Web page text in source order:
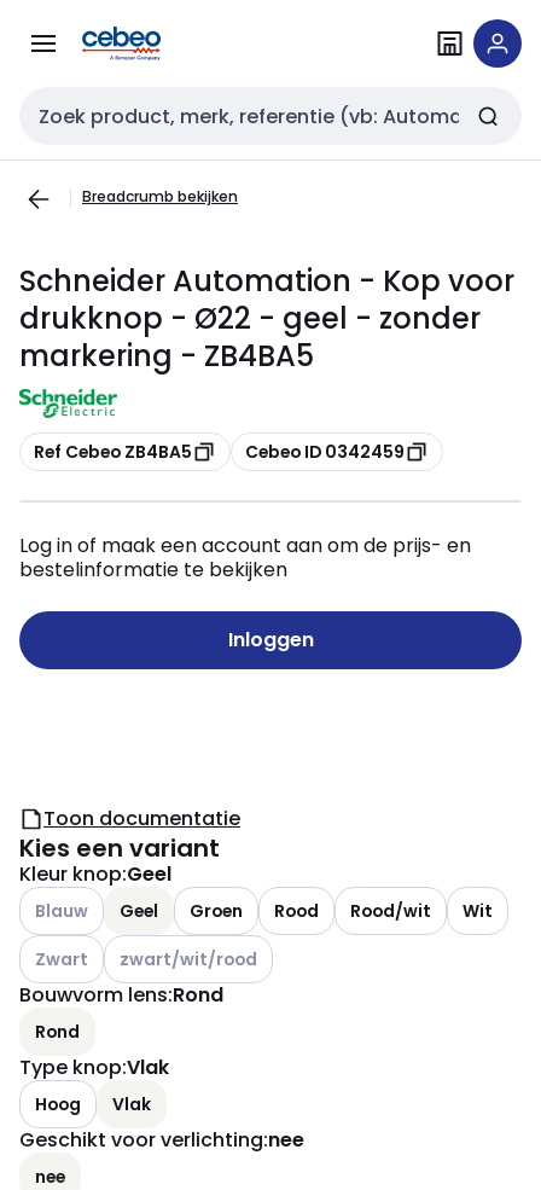
naar
naar
Zoekveld invoer
Breadcrumb bekijken
Schneider Automation - Kop voor
drukknop - Ø22 - geel - zonder
markering - ZB4BA5
Kopiëren
Ref Cebeo ZB4BA5 Kopiëren
Cebeo ID 0342459
Log in of maak een account aan om de prijs- en
bestelinformatie te bekijken
Inloggen
Toon documentatie
Kies een variant
Kleur knop:Geel
Andere varianten (Huidige combinatie niet mogelijk)
Blauw Geel Groen Rood Rood/wit
Wit
Andere varianten (Huidige combinatie niet mogelijk)
Zwart Andere varianten (Huidige combinatie niet
zwart/wit/rood
Bouwvorm lens:Rond
Rond
Type knop:Vlak
Hoog Vlak
Geschikt voor verlichting:nee
nee